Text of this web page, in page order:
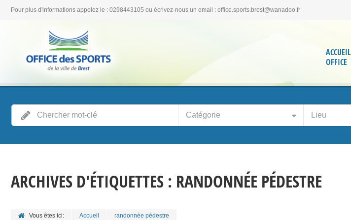
Pour plus d'informations appelez le : 0298443105 ou écrivez-nous un email : office.sports.brest@wanadoo.fr
ACCUEIL
OFFICE
Catégorie Lieu
ARCHIVES D'ÉTIQUETTES : RANDONNÉE PÉDESTRE
Vous êtes ici: Accueil randonnée pédestre